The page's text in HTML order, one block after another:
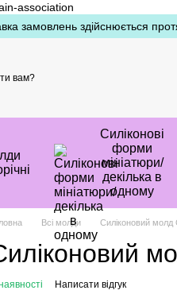
association
замовлень здійснюється
вам?
Силіконові
форми
мініатюри/
декілька в
одному
Всі молди Силіконовий молд
Написати відгук